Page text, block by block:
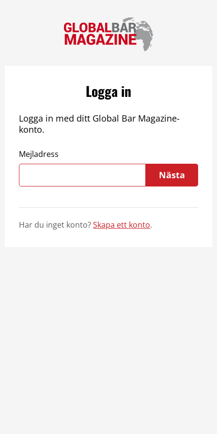
Logga in
Logga in med ditt Global Bar Magazine-
konto.
Mejladress
Nästa
Har du inget konto?Skapa ett konto.